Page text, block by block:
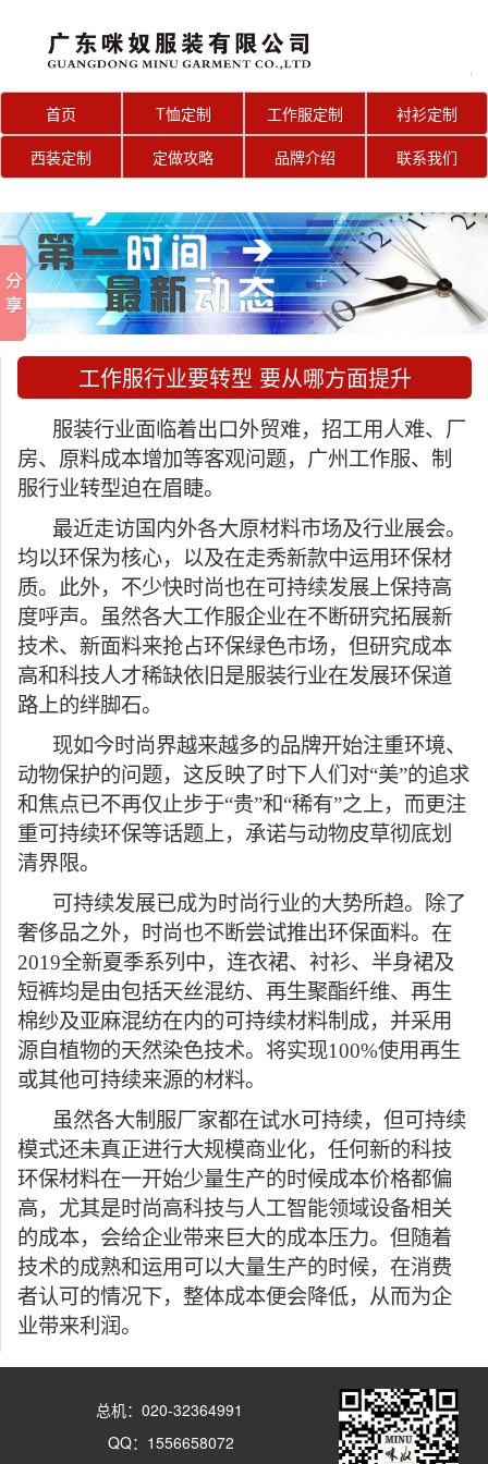
首页 T恤定制 工作服定制
衬衫定制
西装定制
定做攻略 品牌介绍 联系我们
工作服行业要转型 要从哪方面提升
服装行业面临着出口外贸难，招工用人难、厂
房、原料成本增加等客观问题，广州工作服、制
服行业转型迫在眉睫。
最近走访国内外各大原材料市场及行业展会。
均以环保为核心，以及在走秀新款中运用环保材
质。此外，不少快时尚也在可持续发展上保持高
度呼声。虽然各大工作服企业在不断研究拓展新
技术、新面料来抢占环保绿色市场，但研究成本
高和科技人才稀缺依旧是服装行业在发展环保道
路上的绊脚石。
现如今时尚界越来越多的品牌开始注重环境、
动物保护的问题，这反映了时下人们对“美”的追求
和焦点已不再仅止步于“贵”和“稀有”之上，而更注
重可持续环保等话题上，承诺与动物皮草彻底划
清界限。
可持续发展已成为时尚行业的大势所趋。除了
奢侈品之外，时尚也不断尝试推出环保面料。在
2019全新夏季系列中，连衣裙、衬衫、半身裙及
短裤均是由包括天丝混纺、再生聚酯纤维、再生
棉纱及亚麻混纺在内的可持续材料制成，并采用
源自植物的天然染色技术。将实现100%使用再生
或其他可持续来源的材料。
虽然各大制服厂家都在试水可持续，但可持续
模式还未真正进行大规模商业化，任何新的科技
环保材料在一开始少量生产的时候成本价格都偏
高，尤其是时尚高科技与人工智能领域设备相关
的成本，会给企业带来巨大的成本压力。但随着
技术的成熟和运用可以大量生产的时候，在消费
者认可的情况下，整体成本便会降低，从而为企
业带来利润。
总机：020-32364991
QQ：1556658072